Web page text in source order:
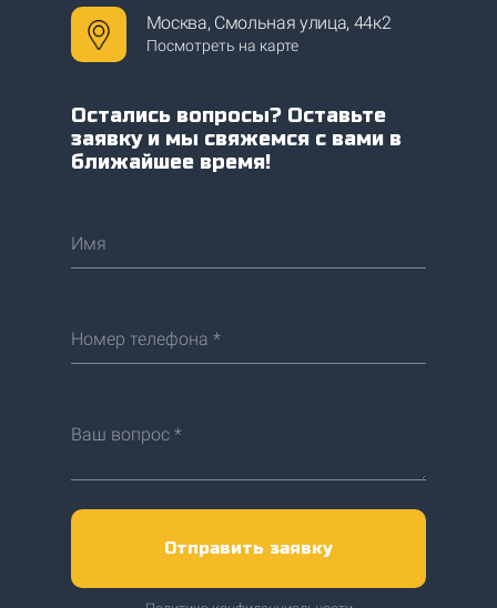
Москва, Смольная улица, 44к2
Остались вопросы? Оставьте
заявку и мы свяжемся с вами в
ближайшее время!
Имя
Номер телефона *
Ваш вопрос *
Отправить заявку
Посмотреть на карте